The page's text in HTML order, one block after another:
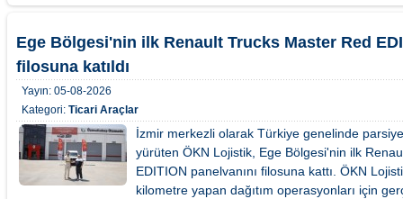
Ege Bölgesi'nin ilk Renault Trucks Master Red
filosuna katıldı
Yayın: 05-08-2026
Kategori: Ticari Araçlar
İzmir merkezli olarak Türkiye genelinde
yürüten ÖKN Lojistik, Ege Bölgesi'nin ilk
EDITION panelvanını filosuna kattı. ÖKN
kilometre yapan dağıtım operasyonları için